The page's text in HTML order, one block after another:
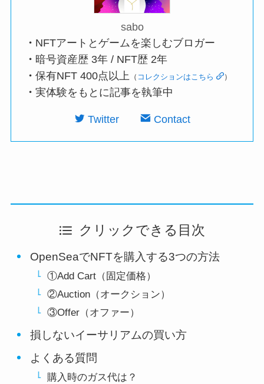
sabo
・ NFTアートとゲームを楽しむブロガー
・ 暗号資産歴 3年 / NFT歴 2年
・保有NFT 400点以上 （ コレクションはこちら ）
・実体験をもとに記事を執筆中
Twitter Contact
クリックできる目次
OpenSeaでNFTを購入する3つの方法
①Add Cart（固定価格）
②Auction（オークション）
③Offer（オファー）
損しないイーサリアムの買い方
よくある質問
購入時のガス代は？